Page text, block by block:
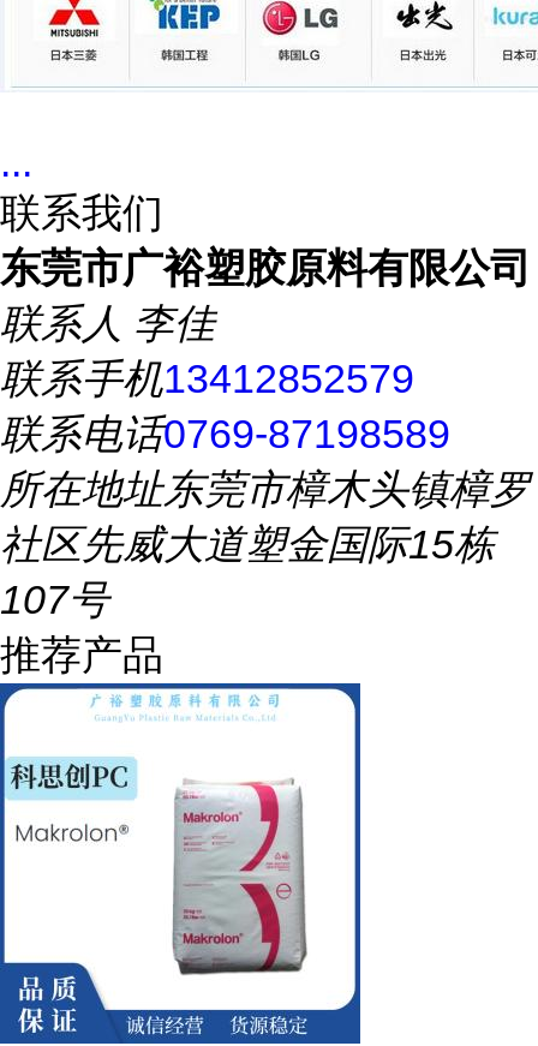
...
联系我们
东莞市广裕塑胶原料有限公司
联系人 李佳
联系手机13412852579
联系电话0769-87198589
所在地址东莞市樟木头镇樟罗
社区先威大道塑金国际15栋
107号
推荐产品